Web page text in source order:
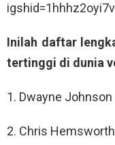
Inilah daftar
tertinggi di dunia
1. Dwayne
2. Chris